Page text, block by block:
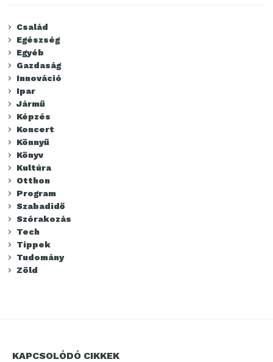
Család
Egészség
Egyéb
Gazdaság
Innováció
Ipar
Jármű
Képzés
Koncert
Könnyű
Könyv
Kultúra
Otthon
Program
Szabadidő
Szórakozás
Tech
Tippek
Tudomány
Zöld
KAPCSOLÓDÓ CIKKEK